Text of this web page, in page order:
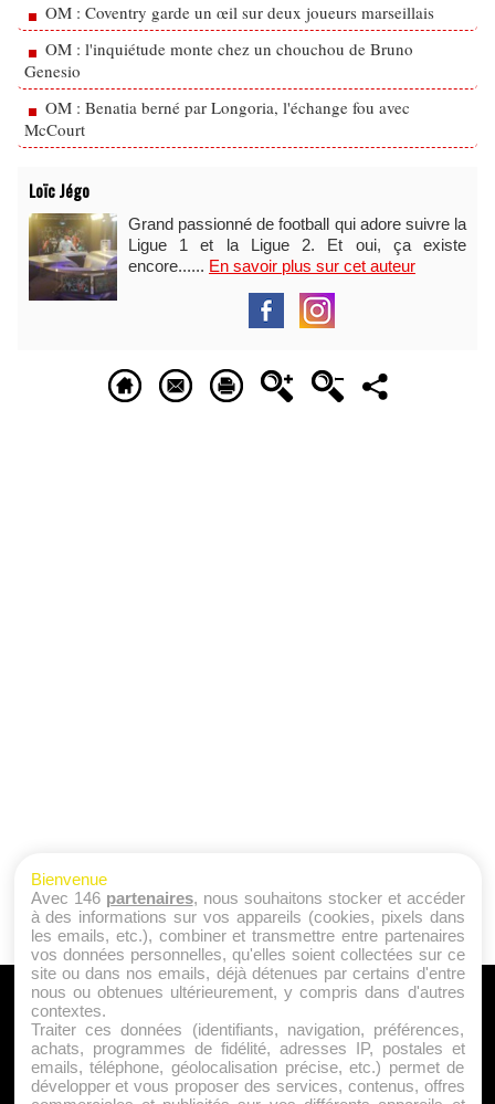
OM : Coventry garde un œil sur deux joueurs marseillais
OM : l'inquiétude monte chez un chouchou de Bruno
Genesio
OM : Benatia berné par Longoria, l'échange fou avec
McCourt
Loïc Jégo
Grand passionné de football qui adore suivre la
Ligue 1 et la Ligue 2. Et oui, ça existe
encore...... En savoir plus sur cet auteur
A PROPOS
Qui sommes nous ?
Mentions Légales
Publicité
Bienvenue
Avec 146 partenaires, nous souhaitons stocker et accéder
à des informations sur vos appareils (cookies, pixels dans
les emails, etc.), combiner et transmettre entre partenaires
vos données personnelles, qu'elles soient collectées sur ce
site ou dans nos emails, déjà détenues par certains d'entre
nous ou obtenues ultérieurement, y compris dans d'autres
contextes.
Traiter ces données (identifiants, navigation, préférences,
achats, programmes de fidélité, adresses IP, postales et
emails, téléphone, géolocalisation précise, etc.) permet de
développer et vous proposer des services, contenus, offres